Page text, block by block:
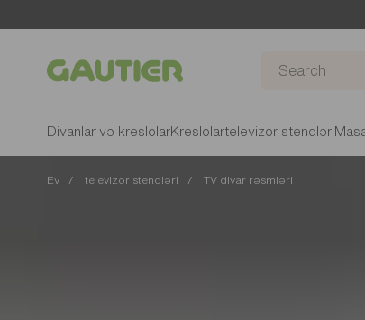
Gautier
Divanlar və kreslolarKreslolartelevizor stendləri
Ev televizor stendləri TV divar rəsmləri